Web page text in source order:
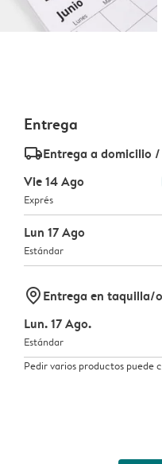
Entrega
delivery_standard_v2Entrega a domicilio
Vie 14 Ago
Exprés
Lun 17 Ago
Estándar
marker-pinEntrega en taquilla/
Lun. 17 Ago.
Estándar
Pedir varios productos puede